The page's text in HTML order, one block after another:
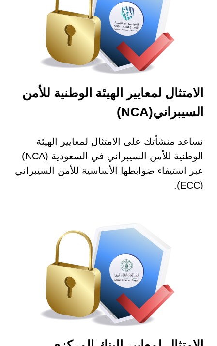
الامتثال لمعايير الهيئة الوطنية للأمن
السيبراني(NCA)
نساعد منشأتك على الامتثال لمعايير الهيئة
الوطنية للأمن السيبراني في السعودية (NCA)
عبر استيفاء ضوابطها الأساسية للأمن السيبراني
(ECC).